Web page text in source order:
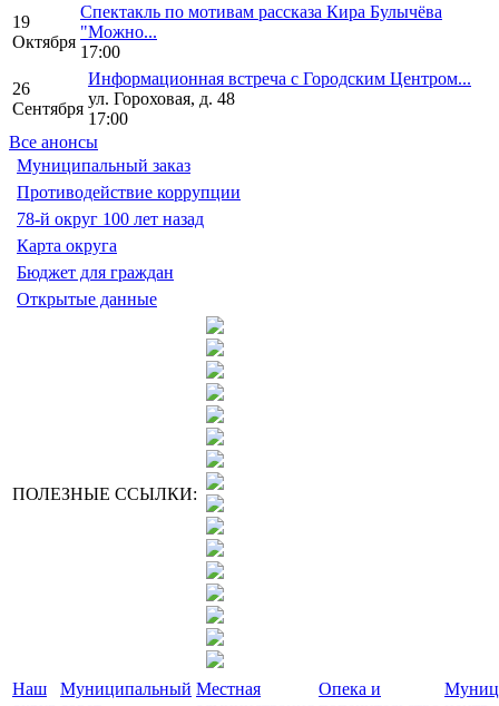
19
Октября
Спектакль по мотивам рассказа Кира Булычёва
"Можно...
17:00
26
Сентября
Информационная встреча с Городским Центром...
ул. Гороховая, д. 48
17:00
Все анонсы
Муниципальный заказ
Противодействие коррупции
78-й округ 100 лет назад
Карта округа
Бюджет для граждан
Открытые данные
ПОЛЕЗНЫЕ ССЫЛКИ:
Наш
Муниципальный Местная
Опека и